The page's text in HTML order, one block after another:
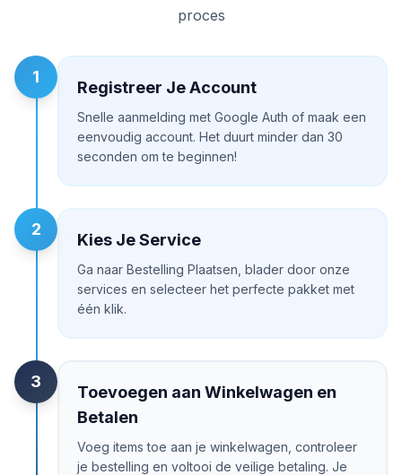
proces
1
Registreer Je Account
Snelle aanmelding met Google Auth of maak een
eenvoudig account. Het duurt minder dan 30
seconden om te beginnen!
2
Kies Je Service
Ga naar Bestelling Plaatsen, blader door onze
services en selecteer het perfecte pakket met
één klik.
3
Toevoegen aan Winkelwagen en
Betalen
Voeg items toe aan je winkelwagen, controleer
je bestelling en voltooi de veilige betaling. Je